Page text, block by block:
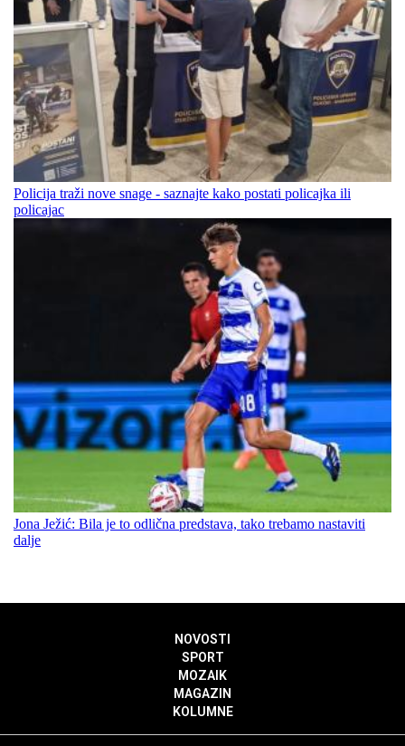
Policija traži nove snage - saznajte kako postati policajka ili
policajac
Jona Ježić: Bila je to odlična predstava, tako trebamo nastaviti
dalje
NOVOSTI
SPORT
MOZAIK
MAGAZIN
KOLUMNE